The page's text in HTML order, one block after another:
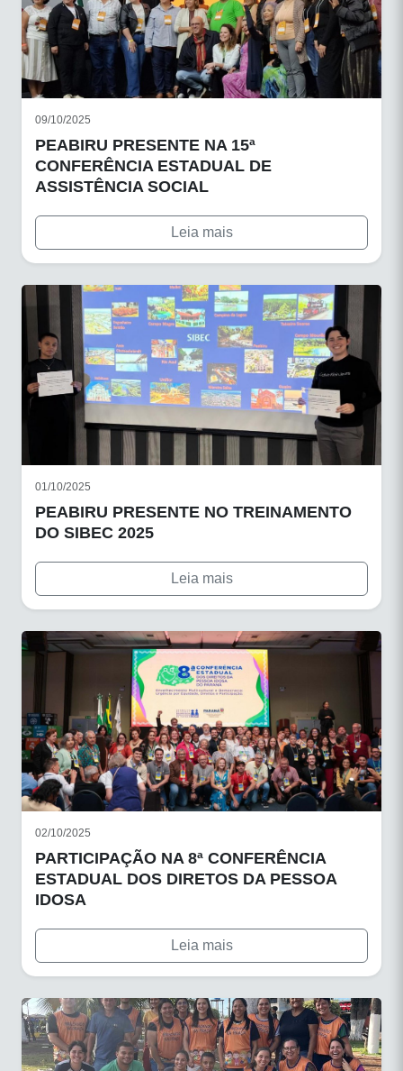
09/10/2025
PEABIRU PRESENTE NA 15ª
CONFERÊNCIA ESTADUAL DE
ASSISTÊNCIA SOCIAL
Leia mais
01/10/2025
PEABIRU PRESENTE NO TREINAMENTO
DO SIBEC 2025
Leia mais
02/10/2025
PARTICIPAÇÃO NA 8ª CONFERÊNCIA
ESTADUAL DOS DIRETOS DA PESSOA
IDOSA
Leia mais